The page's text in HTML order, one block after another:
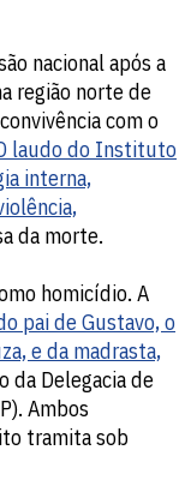
nacional após a
região norte de
com o
laudo do Instituto
interna,
da morte.
homicídio. A
pai de Gustavo, o
e da madrasta,
da Delegacia de
Ambos
tramita sob